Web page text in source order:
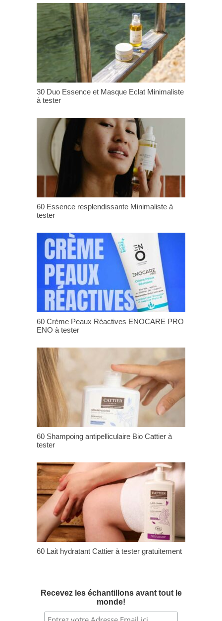
30 Duo Essence et Masque Eclat Minimaliste
à tester
60 Essence resplendissante Minimaliste à
tester
60 Crème Peaux Réactives ENOCARE PRO
ENO à tester
60 Shampoing antipelliculaire Bio Cattier à
tester
60 Lait hydratant Cattier à tester gratuitement
Recevez les échantillons avant tout le
monde!